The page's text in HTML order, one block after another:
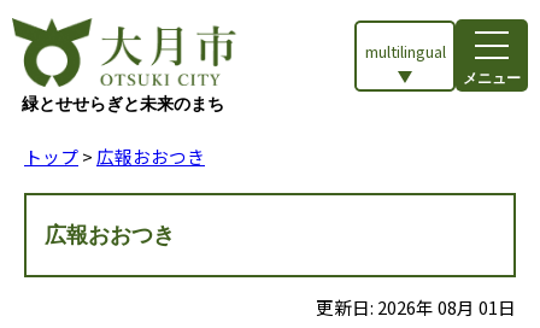
緑とせせらぎと未来のまち
multilingual
メニュー
トップ> 広報おおつき
広報おおつき
更新日: 2026年08月 01日